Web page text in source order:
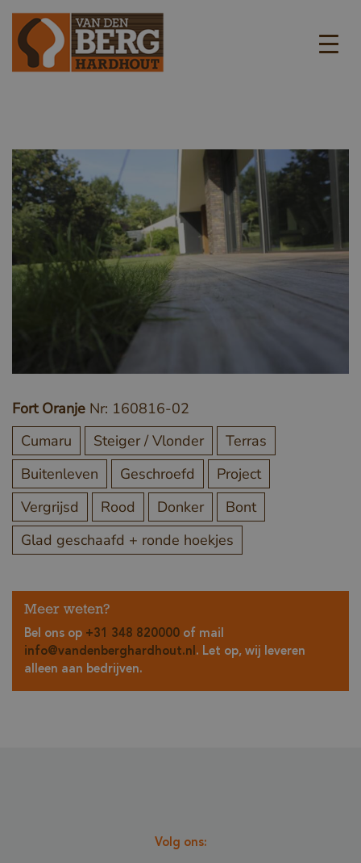
Fort Oranje Nr: 160816-02
Cumaru
Steiger / Vlonder
Terras
Buitenleven
Geschroefd
Project
Vergrijsd
Rood Donker
Bont
Glad geschaafd + ronde hoekjes
Meer weten?
Bel ons op +31 348 820000 of mail
info@vandenberghardhout.nl. Let op, wij leveren
alleen aan bedrijven.
Volg ons: